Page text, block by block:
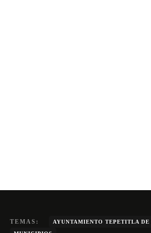
TEMAS:
AYUNTAMIENTO TEPETITLA